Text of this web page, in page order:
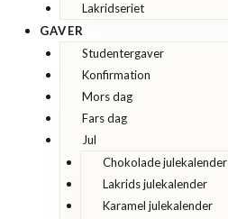
Lakridseriet
GAVER
Studentergaver
Konfirmation
Mors dag
Fars dag
Jul
Chokolade julekalender
Lakrids julekalender
Karamel julekalender